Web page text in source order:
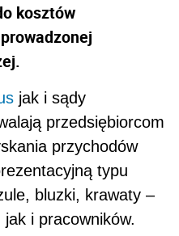
kosztów
jak i sądy
przedsiębiorcom
przychodów
typu
bluzki, krawaty –
i pracowników.